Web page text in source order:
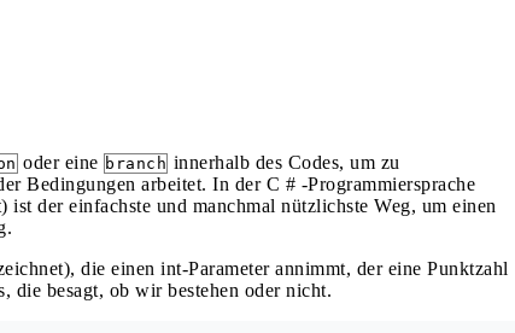
oder eine branch innerhalb des Codes, um zu
Bedingungen arbeitet. In der C # -Programmiersprache
der einfachste und manchmal nützlichste Weg, um einen
die einen int-Parameter annimmt, der eine Punktzahl
die besagt, ob wir bestehen oder nicht.